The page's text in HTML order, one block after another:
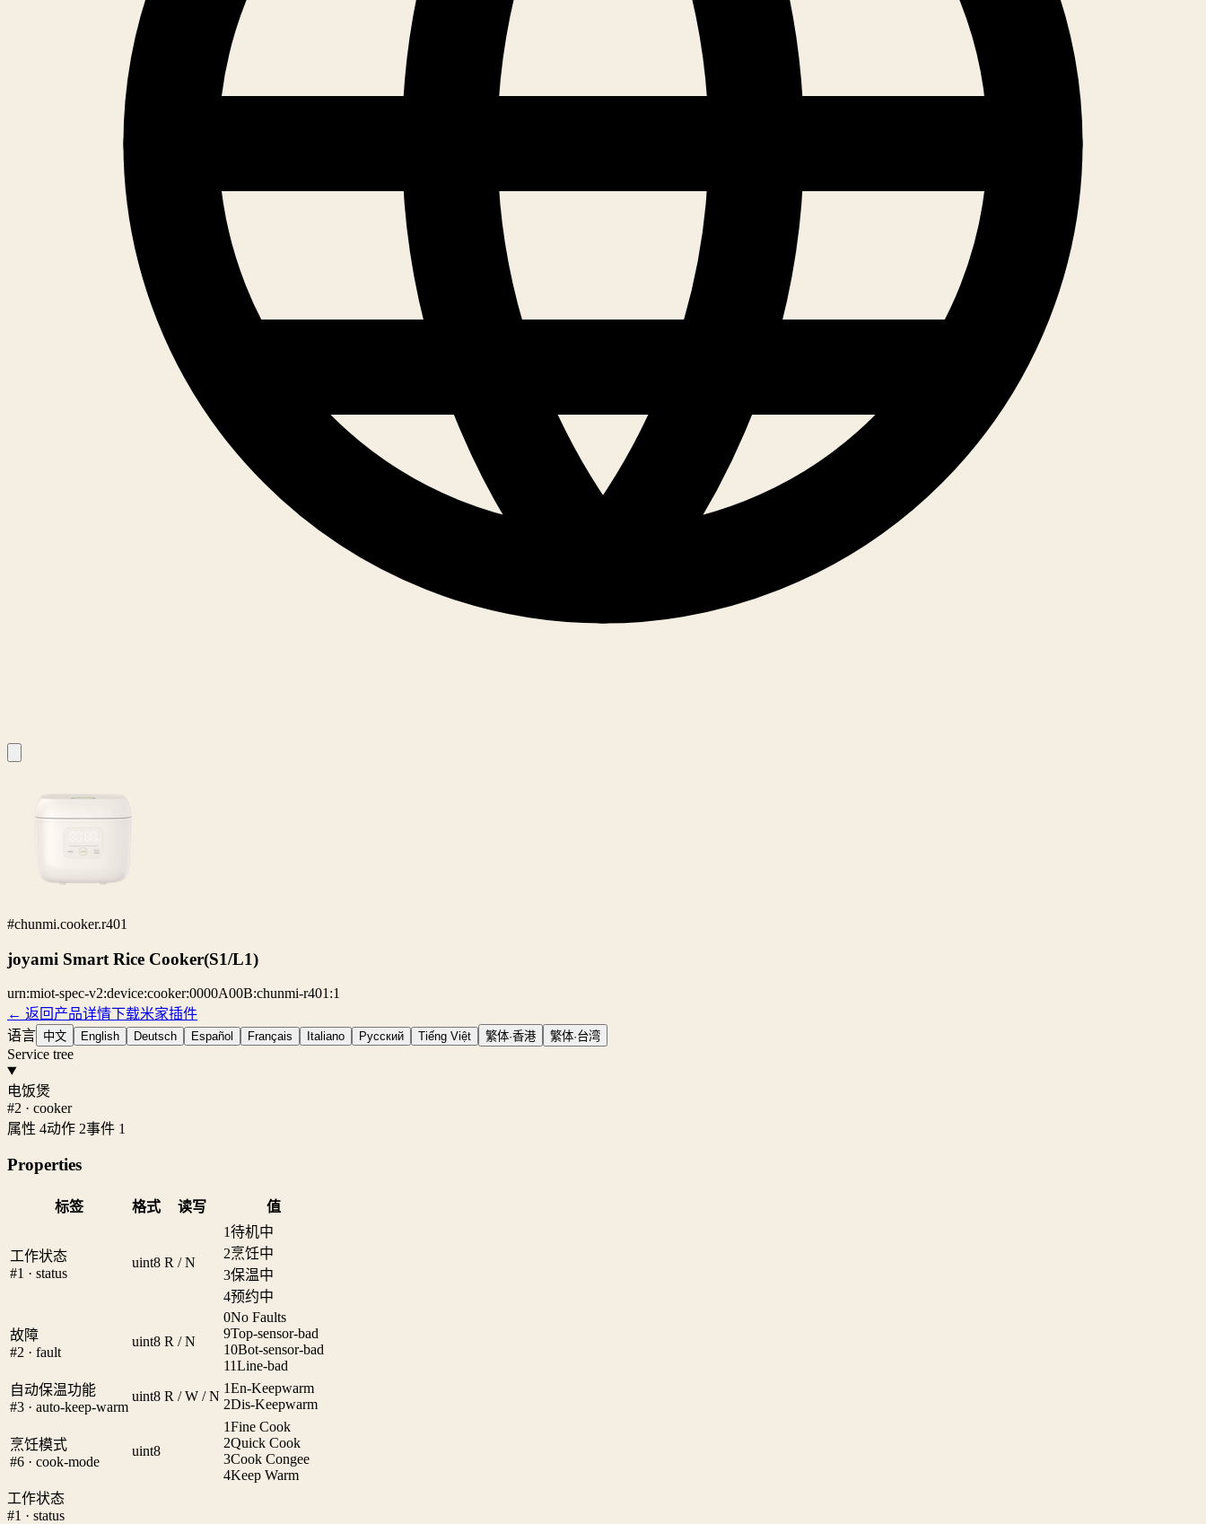
#chunmi.cooker.r401
joyami Smart Rice Cooker(S1/L1)
urn:miot-spec-v2:device:cooker:0000A00B:chunmi-r401:1
← 返回产品详情下载米家插件
语言 中文 English Deutsch Español Français Italiano Русский Tiếng Việt 繁体·香港 繁体·台湾
Service tree
电饭煲
#2 · cooker
属性 4动作 2事件 1
Properties
标签 格式 读写 值
工作状态
#1 · status
uint8 R / N
1待机中
2烹饪中
3保温中
4预约中
故障
#2 · fault
uint8 R / N
0No Faults
9Top-sensor-bad
10Bot-sensor-bad
11Line-bad
自动保温功能
#3 · auto-keep-warm
uint8 R / W / N
1En-Keepwarm
2Dis-Keepwarm
烹饪模式
#6 · cook-mode
uint8
1Fine Cook
2Quick Cook
3Cook Congee
4Keep Warm
工作状态
#1 · status